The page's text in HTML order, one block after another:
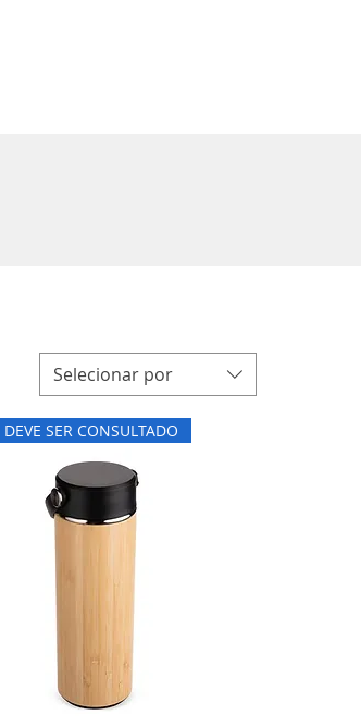
Selecionar por
DEVE SER CONSULTADO